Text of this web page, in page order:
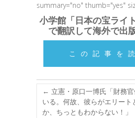
summary="no" thumb="yes"
小学館「日本の宝ライ
で翻訳して海外で出
この記事を
← 立憲・原口一博氏「財務
いる。何故、彼らがエリート
か、ちっともわからない！」